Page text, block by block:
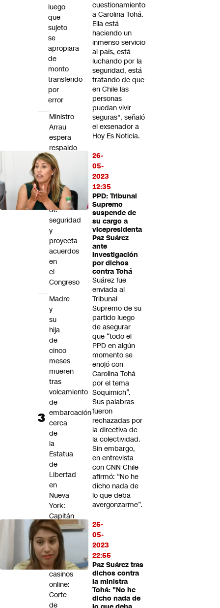
cuestionamiento
a Carolina Tohá.
Ella está
haciendo un
inmenso servicio
al país, está
luchando por la
seguridad, está
tratando de que
en Chile las
personas
puedan vivir
seguras", señaló
el exsenador a
Hoy Es Noticia.
26-
05-
2023
12:35
PPD: Tribunal
Supremo
suspende de
su cargo a
vicepresidenta
Paz Suárez
ante
investigación
por dichos
contra Tohá
Suárez fue
enviada al
Tribunal
Supremo de su
partido luego
de asegurar
que “todo el
PPD en algún
momento se
enojó con
Carolina Tohá
por el tema
Soquimich”.
Sus palabras
fueron
rechazadas por
la directiva de
la colectividad.
Sin embargo,
en entrevista
con CNN Chile
afirmó: “No he
dicho nada de
lo que deba
avergonzarme”.
25-
05-
2023
22:55
Paz Suárez tras
dichos contra
la ministra
Tohá: "No he
dicho nada de
luego
que
sujeto
se
apropiara
de
monto
transferido
por
error
Ministro
Arrau
espera
respaldo
de
la
oposición
a
agenda
de
seguridad
y
proyecta
acuerdos
en
el
Congreso
Madre
y
su
hija
de
cinco
meses
mueren
tras
volcamiento
de
embarcación
cerca
de
la
Estatua
de
Libertad
en
Nueva
York:
Capitán
fue
detenido
Golpe
a
casinos
online:
Corte
de